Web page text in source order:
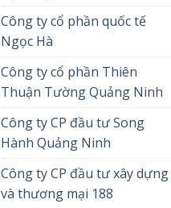
Công ty cổ phần quốc tế
Ngọc Hà
Công ty cổ phần Thiên
Thuận Tường Quảng Ninh
Công ty CP đầu tư Song
Hành Quảng Ninh
Công ty CP đầu tư xây dựng
và thương mại 188